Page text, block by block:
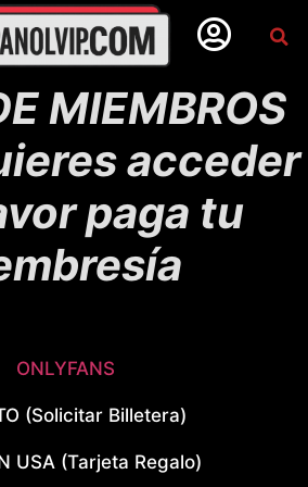
MIEMBROS
acceder
paga tu
ONLYFANS
(Solicitar Billetera)
USA (Tarjeta Regalo)